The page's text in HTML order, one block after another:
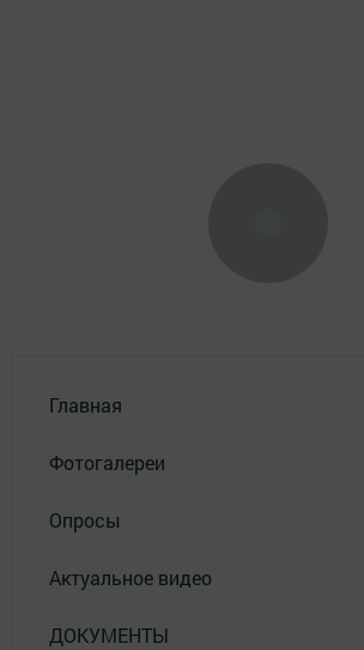
Главная
Фотогалереи
Опросы
Актуальное видео
ДОКУМЕНТЫ